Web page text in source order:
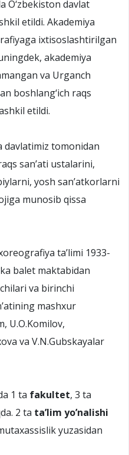
О‘zbekiston davlat
etildi. Akademiya
ixtisoslashtirilgan
akademiya
va Urganch
boshlang‘ich raqs
etildi.
davlatimiz tomonidan
san’ati ustalarini,
yosh san’atkorlarni
munosib qissa
ta’limi 1933-
balet maktabidan
va birinchi
mashxur
U.O.Komilov,
va V.N.Gubskayalar
1 ta fakultet, 3 ta
2 ta ta’lim yo’nalishi
yuzasidan